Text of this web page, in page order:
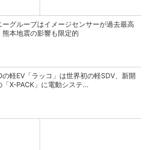
ーグループはイメージセンサーが過去最高
熊本地震の影響も限定的
の軽EV「ラッコ」は世界初の軽SDV、新開
「X-PACK」に電動システ...